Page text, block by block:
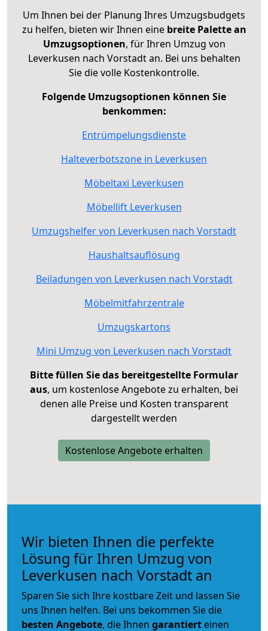
Um Ihnen bei der Planung Ihres Umzugsbudgets
zu helfen, bieten wir Ihnen eine breite Palette an
Umzugsoptionen, für Ihren Umzug von
Leverkusen nach Vorstadt an. Bei uns behalten
Sie die volle Kostenkontrolle.
Folgende Umzugsoptionen können Sie
benkommen:
Entrümpelungsdienste
Halteverbotszone in Leverkusen
Möbeltaxi Leverkusen
Möbellift Leverkusen
Umzugshelfer von Leverkusen nach Vorstadt
Haushaltsauflösung
Beiladungen von Leverkusen nach Vorstadt
Möbelmitfahrzentrale
Umzugskartons
Mini Umzug von Leverkusen nach Vorstadt
Bitte füllen Sie das bereitgestellte Formular
aus, um kostenlose Angebote zu erhalten, bei
denen alle Preise und Kosten transparent
dargestellt werden
Kostenlose Angebote erhalten
Wir bieten Ihnen die perfekte
Lösung für Ihren Umzug von
Leverkusen nach Vorstadt an
Sparen Sie sich Ihre kostbare Zeit und lassen Sie
uns Ihnen helfen. Bei uns bekommen Sie die
besten Angebote, die Ihnen garantiert einen